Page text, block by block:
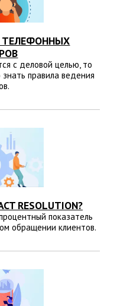
ТЕЛЕФОННЫХ
с деловой целью, то
правила ведения
RESOLUTION?
показатель
обращении клиентов.